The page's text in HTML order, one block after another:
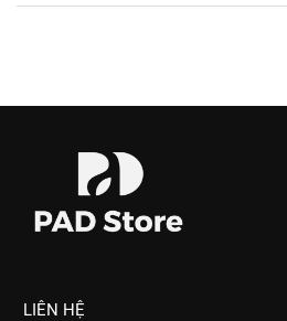
LIÊN HỆ